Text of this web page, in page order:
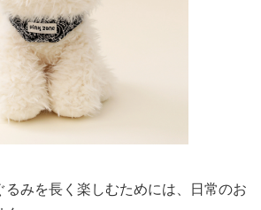
るみを長く楽しむためには、日常のお